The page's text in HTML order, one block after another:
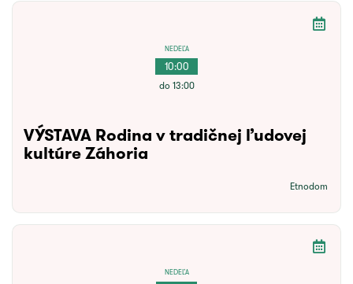
NEDEĽA
10:00
do 13:00
VÝSTAVA Rodina v tradičnej ľudovej
kultúre Záhoria
Etnodom
NEDEĽA